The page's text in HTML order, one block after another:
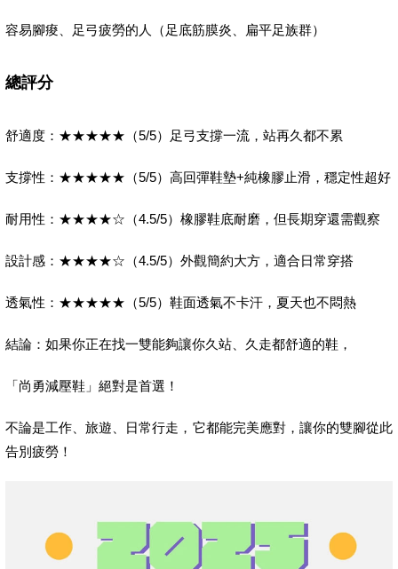
容易腳痠、足弓疲勞的人（足底筋膜炎、扁平足族群）
總評分
舒適度：★★★★★（5/5）足弓支撐一流，站再久都不累
支撐性：★★★★★（5/5）高回彈鞋墊+純橡膠止滑，穩定性超好
耐用性：★★★★☆（4.5/5）橡膠鞋底耐磨，但長期穿還需觀察
設計感：★★★★☆（4.5/5）外觀簡約大方，適合日常穿搭
透氣性：★★★★★（5/5）鞋面透氣不卡汗，夏天也不悶熱
結論：如果你正在找一雙能夠讓你久站、久走都舒適的鞋，
「尚勇減壓鞋」絕對是首選！
不論是工作、旅遊、日常行走，它都能完美應對，讓你的雙腳從此
告別疲勞！